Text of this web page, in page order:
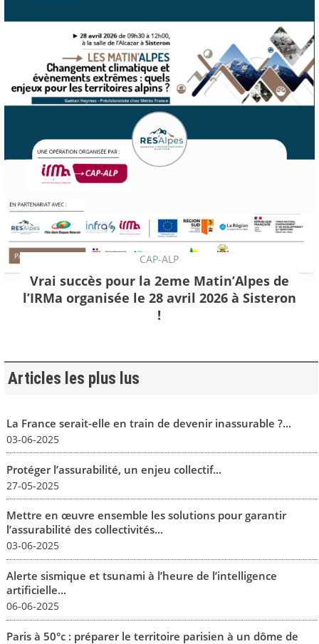
CAP-ALP
Vrai succès pour la 2eme Matin’Alpes de
l’IRMa organisée le 28 avril 2026 à Sisteron
!
Articles les plus lus
La France serait-elle en train de devenir inassurable ?...
03-06-2025
Protéger l’assurabilité, un enjeu collectif...
27-05-2025
Mettre en œuvre ensemble les solutions pour garantir
l’assurabilité des collectivités...
03-06-2025
Alerte sismique et tsunami à l’heure de l’intelligence
artificielle...
06-06-2025
Paris à 50°c : préparer le territoire parisien à un dôme de